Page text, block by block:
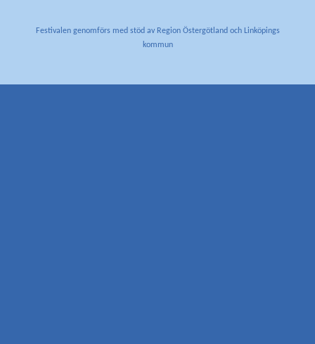
Festivalen genomförs med stöd av Region Östergötland och Linköpings
kommun